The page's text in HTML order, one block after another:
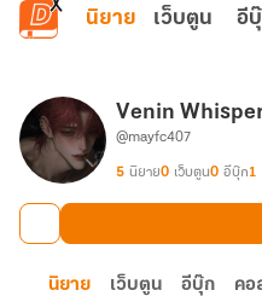
ข้ามไปยังเนื้อหาหลัก
นิยาย เว็บตูน อี
Venin
@mayfc407
5 นิยาย0 เว็บตูน0 อีบุ๊ก1
นิยาย เว็บตูน อีบุ๊ก คอ